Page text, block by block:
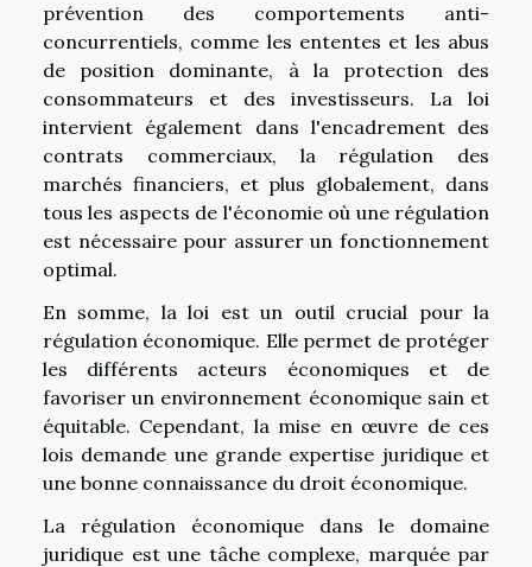
prévention des comportements anti-
concurrentiels, comme les ententes et les abus
de position dominante, à la protection des
consommateurs et des investisseurs. La loi
intervient également dans l'encadrement des
contrats commerciaux, la régulation des
marchés financiers, et plus globalement, dans
tous les aspects de l'économie où une régulation
est nécessaire pour assurer un fonctionnement
optimal.
En somme, la loi est un outil crucial pour la
régulation économique. Elle permet de protéger
les différents acteurs économiques et de
favoriser un environnement économique sain et
équitable. Cependant, la mise en œuvre de ces
lois demande une grande expertise juridique et
une bonne connaissance du droit économique.
La régulation économique dans le domaine
juridique est une tâche complexe, marquée par